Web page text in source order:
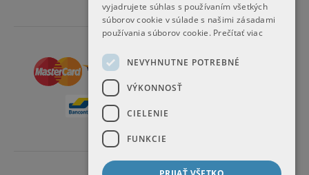
vyjadrujete súhlas s používaním všetkých
súborov cookie v súlade s našimi zásadami
používania súborov cookie. Prečítať viac
NEVYHNUTNE POTREBNÉ
VÝKONNOSŤ
CIELENIE
FUNKCIE